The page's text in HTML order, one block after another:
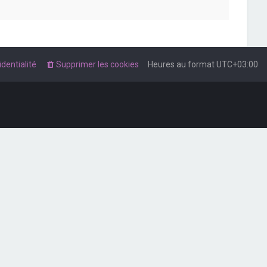
Heures au formatUTC+03:00
Supprimer les cookies